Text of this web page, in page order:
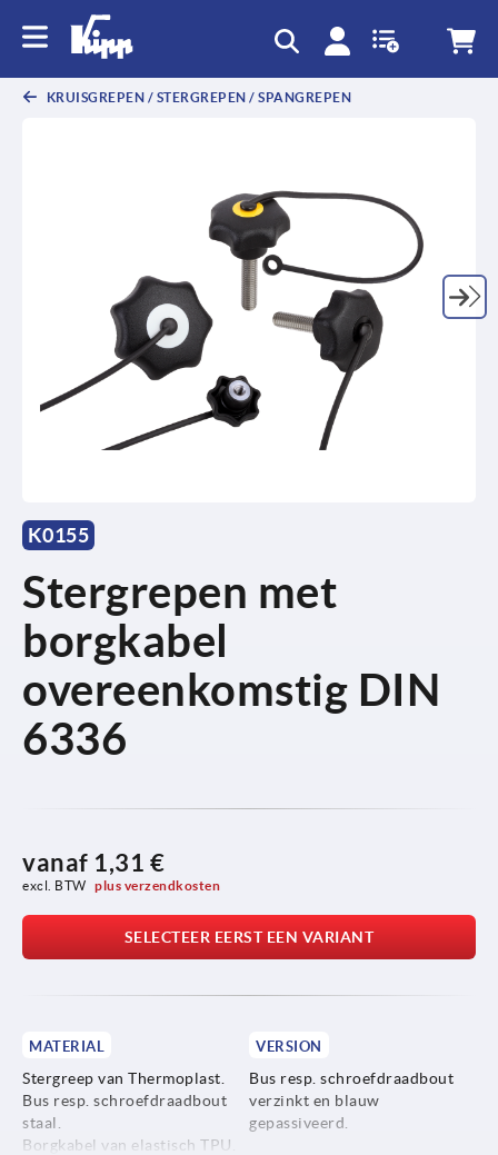
KRUISGREPEN / STERGREPEN / SPANGREPEN
K0155
Stergrepen met
borgkabel
overeenkomstig DIN
6336
vanaf 1,31 €
excl. BTW plus verzendkosten
SELECTEER EERST EEN VARIANT
MATERIAL
Stergreep van Thermoplast.
Bus resp. schroefdraadbout
staal.
Borgkabel van elastisch TPU.
VERSION
Bus resp. schroefdraadbout
verzinkt en blauw
gepassiveerd.